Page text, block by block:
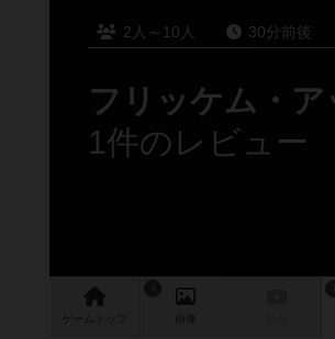
2人～10人 30分前後
フリッケム・ア
1件のレビュー
ゲーム 画像